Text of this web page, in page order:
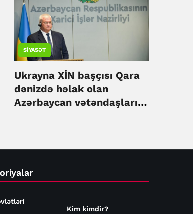
SIYASƏT
Ukrayna XİN başçısı Qara
dənizdə həlak olan
Azərbaycan vətəndaşları
Kim kimdir?